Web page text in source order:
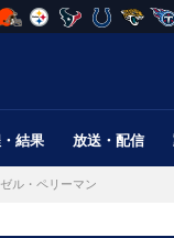
・結果 放送・配信
ル・ペリーマン